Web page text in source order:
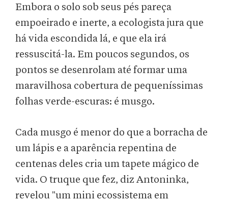
Embora o solo sob seus pés pareça
empoeirado e inerte, a ecologista jura que
há vida escondida lá, e que ela irá
ressuscitá-la. Em poucos segundos, os
pontos se desenrolam até formar uma
maravilhosa cobertura de pequeníssimas
folhas verde-escuras: é musgo.
Cada musgo é menor do que a borracha de
um lápis e a aparência repentina de
centenas deles cria um tapete mágico de
vida. O truque que fez, diz Antoninka,
revelou "um mini ecossistema em